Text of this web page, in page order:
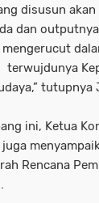
disusun
dan
mengerucut
terwujdunya
tutupnya
ini, Ketua
Rencana